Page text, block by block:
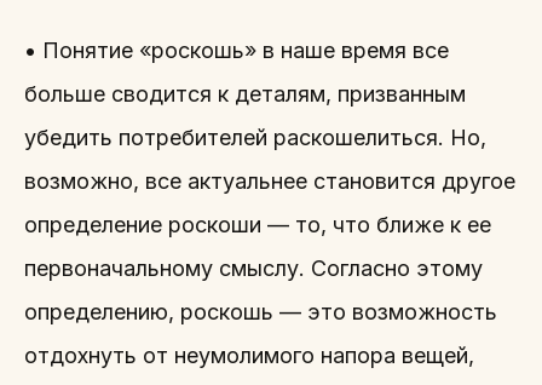
• Понятие «роскошь» в наше время все
больше сводится к деталям, призванным
убедить потребителей раскошелиться. Но,
возможно, все актуальнее становится другое
определение роскоши — то, что ближе к ее
первоначальному смыслу. Согласно этому
определению, роскошь — это возможность
отдохнуть от неумолимого напора вещей,